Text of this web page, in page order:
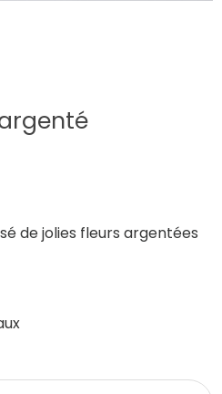
de jolies fleurs argentées